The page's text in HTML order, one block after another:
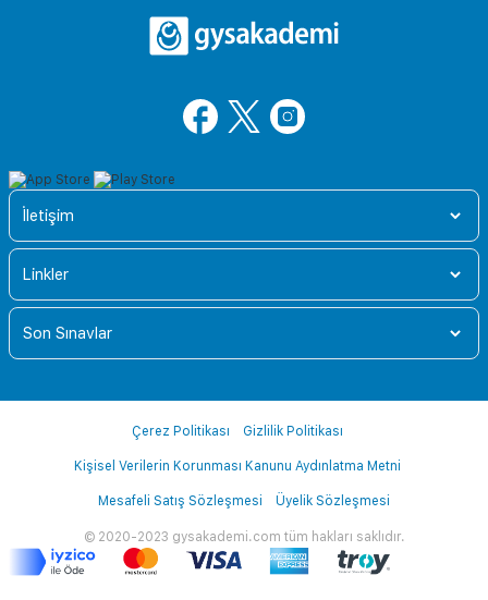
İletişim
Linkler
Son Sınavlar
© 2020-2023 gysakademi.com tüm hakları saklıdır.
Çerez Politikası Gizlilik Politikası
Kişisel Verilerin Korunması Kanunu Aydınlatma Metni
Mesafeli Satış Sözleşmesi Üyelik Sözleşmesi